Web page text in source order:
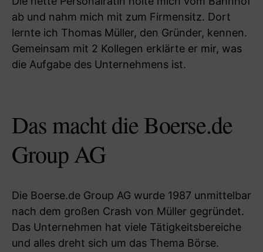
ab und nahm mich mit zum Firmensitz. Dort
lernte ich Thomas Müller, den Gründer, kennen.
Gemeinsam mit 2 Kollegen erklärte er mir, was
die Aufgabe des Unternehmens ist.
Das macht die Boerse.de
Group AG
Die Boerse.de Group AG wurde 1987 unmittelbar
nach dem großen Crash von Müller gegründet.
Das Unternehmen hat viele Tätigkeitsbereiche
und alles dreht sich um das Thema Börse.